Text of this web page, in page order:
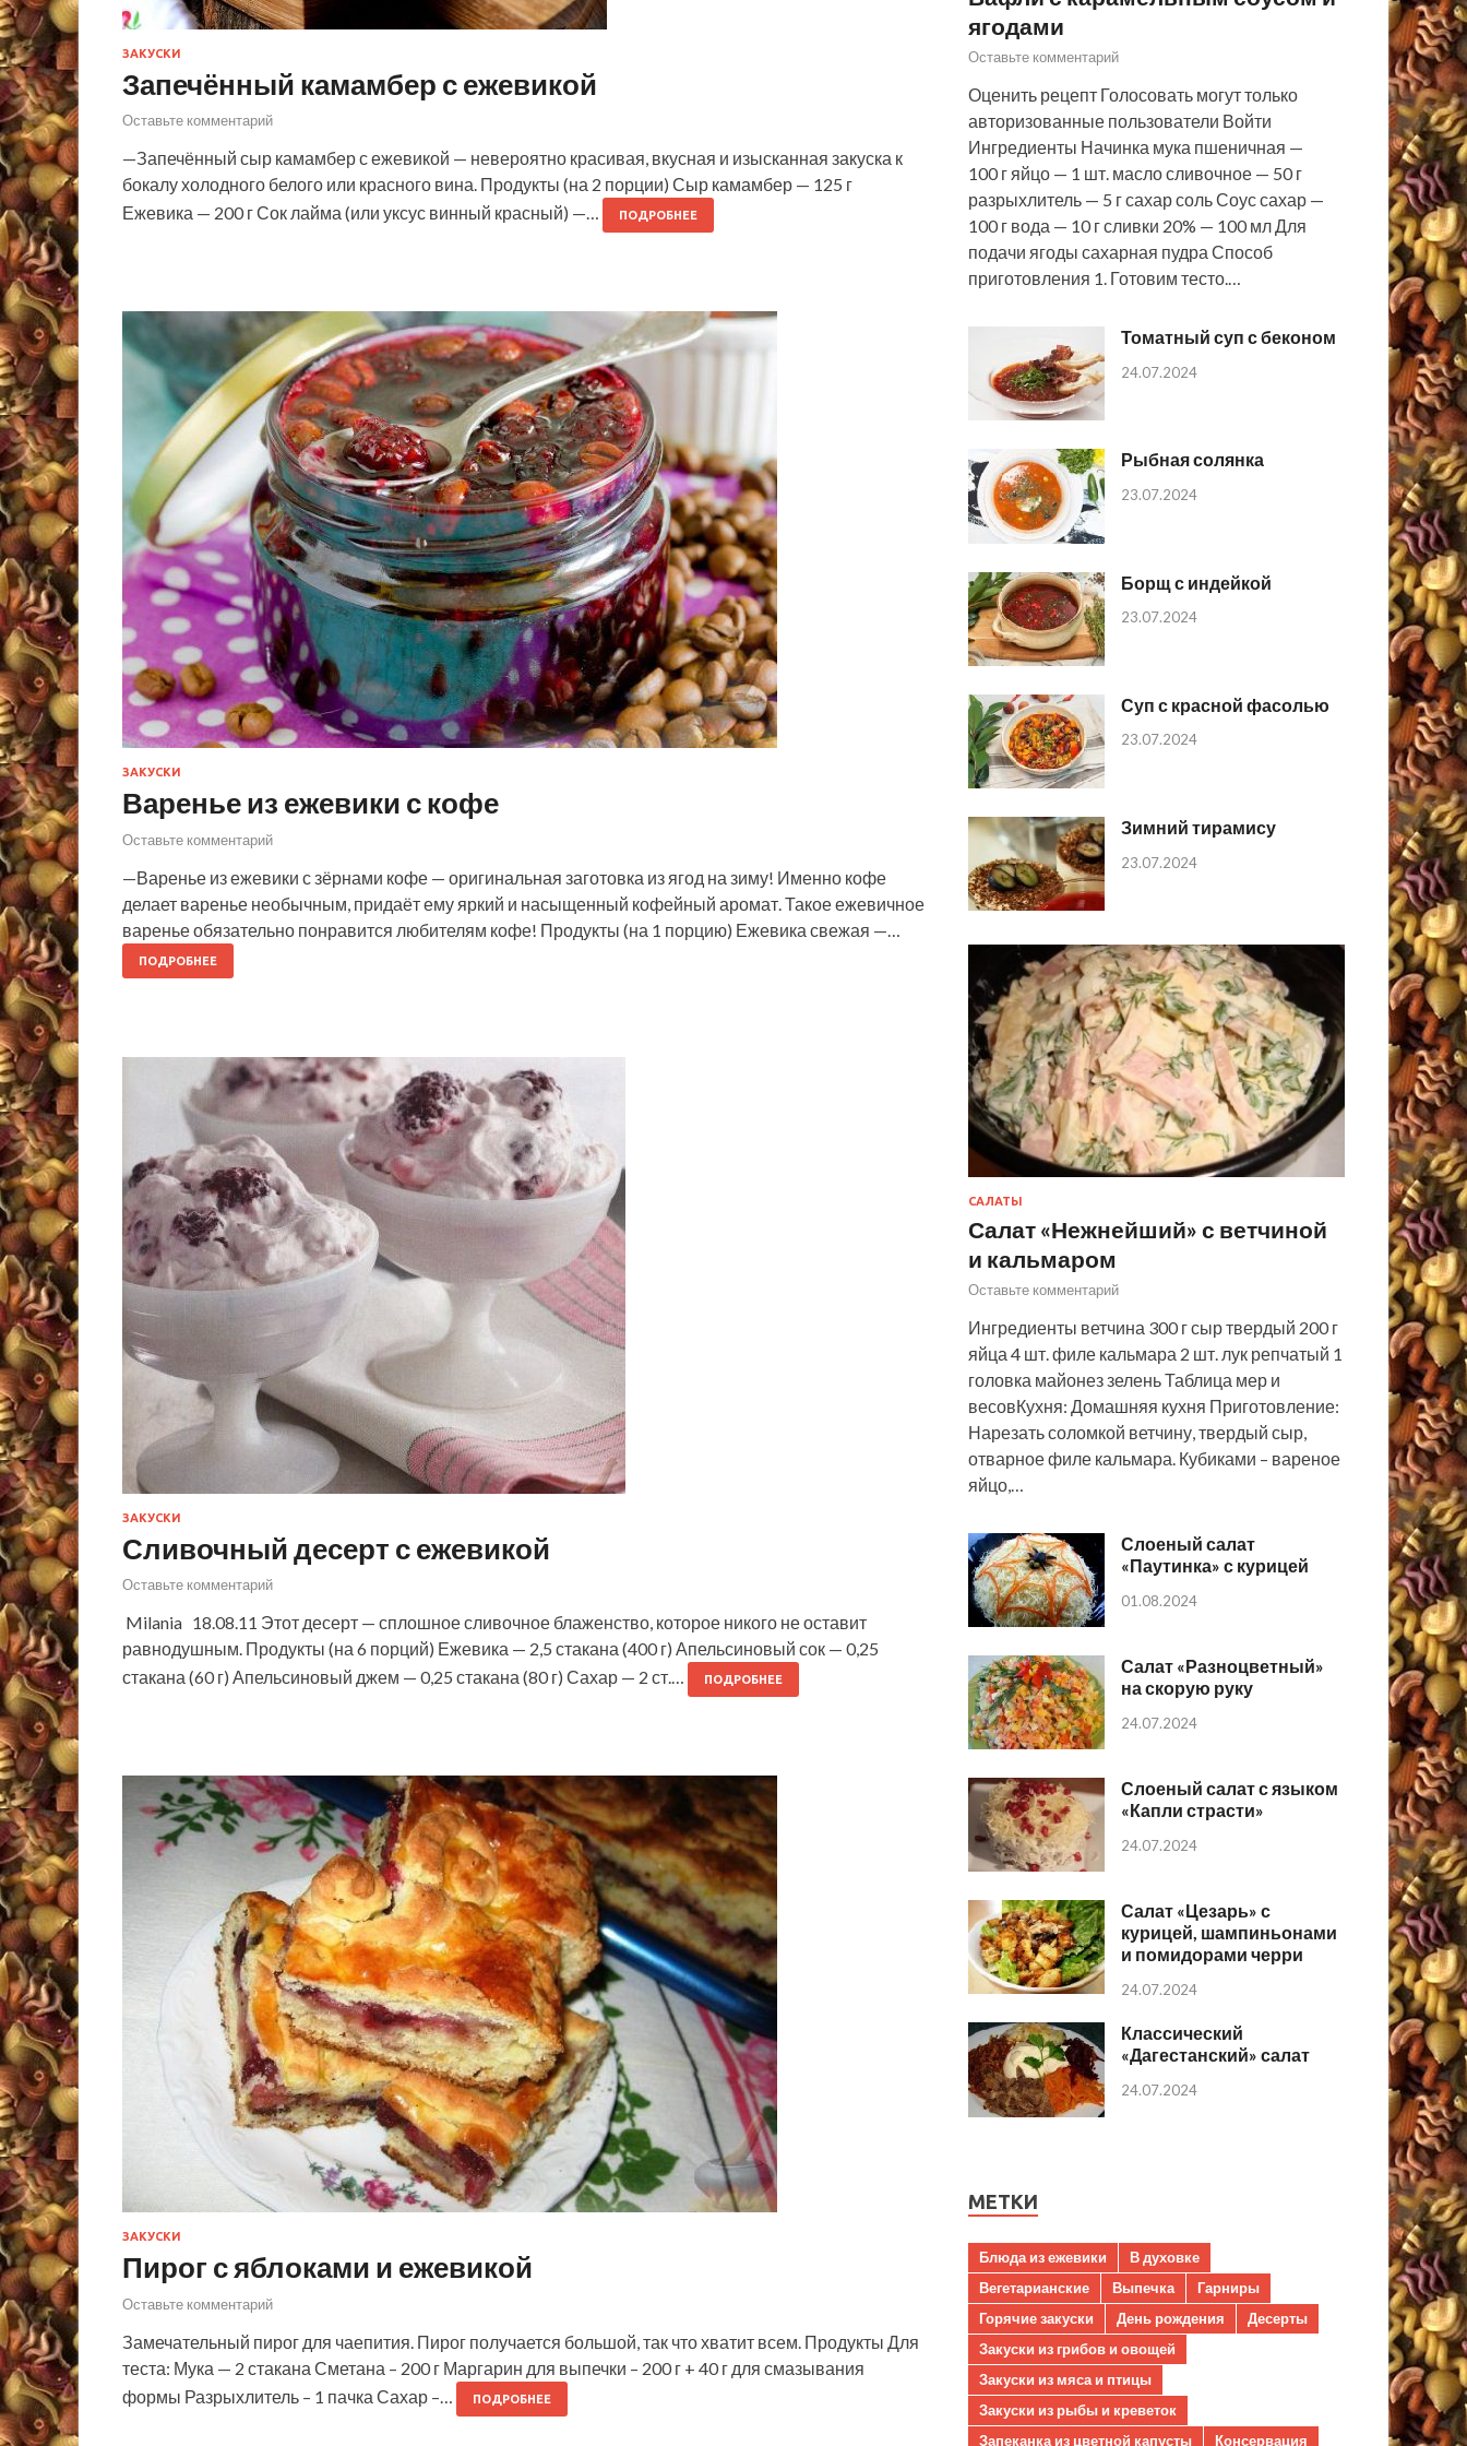
ЗАКУСКИ
Запечённый камамбер с ежевикой
Оставьте комментарий
—Запечённый сыр камамбер с ежевикой — невероятно красивая, вкусная и изысканная закуска к
бокалу холодного белого или красного вина. Продукты (на 2 порции) Сыр камамбер — 125 г
Ежевика — 200 г Сок лайма (или уксус винный красный) —…
ПОДРОБНЕЕ
ЗАКУСКИ
Варенье из ежевики с кофе
Оставьте комментарий
—Варенье из ежевики с зёрнами кофе — оригинальная заготовка из ягод на зиму! Именно кофе
делает варенье необычным, придаёт ему яркий и насыщенный кофейный аромат. Такое ежевичное
варенье обязательно понравится любителям кофе! Продукты (на 1 порцию) Ежевика свежая —…
ПОДРОБНЕЕ
ЗАКУСКИ
Сливочный десерт с ежевикой
Оставьте комментарий
Milania 18.08.11 Этот десерт — сплошное сливочное блаженство, которое никого не оставит
равнодушным. Продукты (на 6 порций) Ежевика — 2,5 стакана (400 г) Апельсиновый сок — 0,25
стакана (60 г) Апельсиновый джем — 0,25 стакана (80 г) Сахар — 2 ст.…
ПОДРОБНЕЕ
ЗАКУСКИ
Пирог с яблоками и ежевикой
Оставьте комментарий
Замечательный пирог для чаепития. Пирог получается большой, так что хватит всем. Продукты Для
теста: Мука — 2 стакана Сметана – 200 г Маргарин для выпечки – 200 г + 40 г для смазывания
формы Разрыхлитель – 1 пачка Сахар –…
ПОДРОБНЕЕ
ягодами
Оставьте комментарий
Оценить рецепт Голосовать могут только
авторизованные пользователи Войти
Ингредиенты Начинка мука пшеничная —
100 г яйцо — 1 шт. масло сливочное — 50 г
разрыхлитель — 5 г сахар соль Соус сахар —
100 г вода — 10 г сливки 20% — 100 мл Для
подачи ягоды сахарная пудра Способ
приготовления 1. Готовим тесто.…
Томатный суп с беконом
24.07.2024
Рыбная солянка
23.07.2024
Борщ с индейкой
23.07.2024
Суп с красной фасолью
23.07.2024
Зимний тирамису
23.07.2024
САЛАТЫ
Салат «Нежнейший» с ветчиной
и кальмаром
Оставьте комментарий
Ингредиенты ветчина 300 г сыр твердый 200 г
яйца 4 шт. филе кальмара 2 шт. лук репчатый 1
головка майонез зелень Таблица мер и
весовКухня: Домашняя кухня Приготовление:
Нарезать соломкой ветчину, твердый сыр,
отварное филе кальмара. Кубиками – вареное
яйцо,…
Слоеный салат
«Паутинка» с курицей
01.08.2024
Салат «Разноцветный»
на скорую руку
24.07.2024
Слоеный салат с языком
«Капли страсти»
24.07.2024
Салат «Цезарь» с
курицей, шампиньонами
и помидорами черри
24.07.2024
Классический
«Дагестанский» салат
24.07.2024
МЕТКИ
Блюда из ежевики
В духовке
Вегетарианские
Выпечка
Гарниры
Горячие закуски
День рождения
Десерты
Закуски из грибов и овощей
Закуски из мяса и птицы
Закуски из рыбы и креветок
Запеканка из цветной капусты
Консервация